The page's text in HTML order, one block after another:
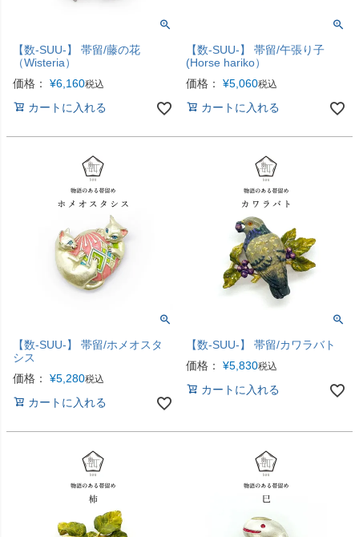
【数-SUU-】 帯留/藤の花
（Wisteria）
価格：
¥6,160税込
カートに入れる
【数-SUU-】 帯留/午張り子
(Horse hariko）
価格：
¥5,060税込
カートに入れる
【数-SUU-】 帯留/ホメオスタ
シス
価格：
¥5,280税込
カートに入れる
【数-SUU-】 帯留/カワラバト
価格：
¥5,830税込
カートに入れる